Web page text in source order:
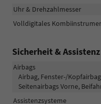
Uhr & Drehzahlmesser
Volldigitales
Sicherheit & Assistenz
Airbags
Airbag, Fenster-/
Seitenairbags Vorne,
Assistenzsysteme